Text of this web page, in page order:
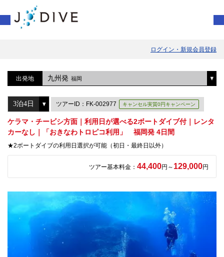
ログイン・新規会員登録
出発地 九州発 福岡
ツアーID：FK-002977 キャンセル実質0円キャンペーン
ケラマ・チービシ方面｜利用日が選べる2ボートダイブ付｜レンタ
カーなし｜「おきなわトロピコ利用」 福岡発 4日間
★2ボートダイブの利用日選択が可能（初日・最終日以外）
ツアー基本料金： 44,400円～ 129,000円